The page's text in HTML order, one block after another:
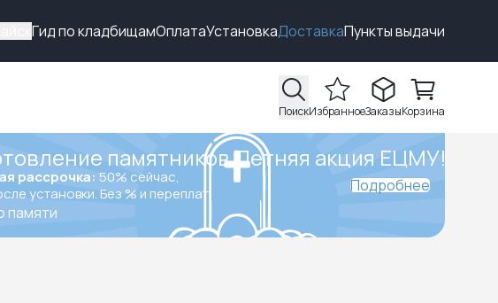
Гид по кладбищамОплатаУстановкаДоставкаПункты выдачи
ПоискИзбранноеЗаказыКорзина
памятников.Летняя акция ЕЦМУ!
рассрочка: 50% сейчас,
установки. Без % и переплат.
памяти
Подробнее